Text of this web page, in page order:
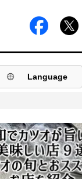
Language